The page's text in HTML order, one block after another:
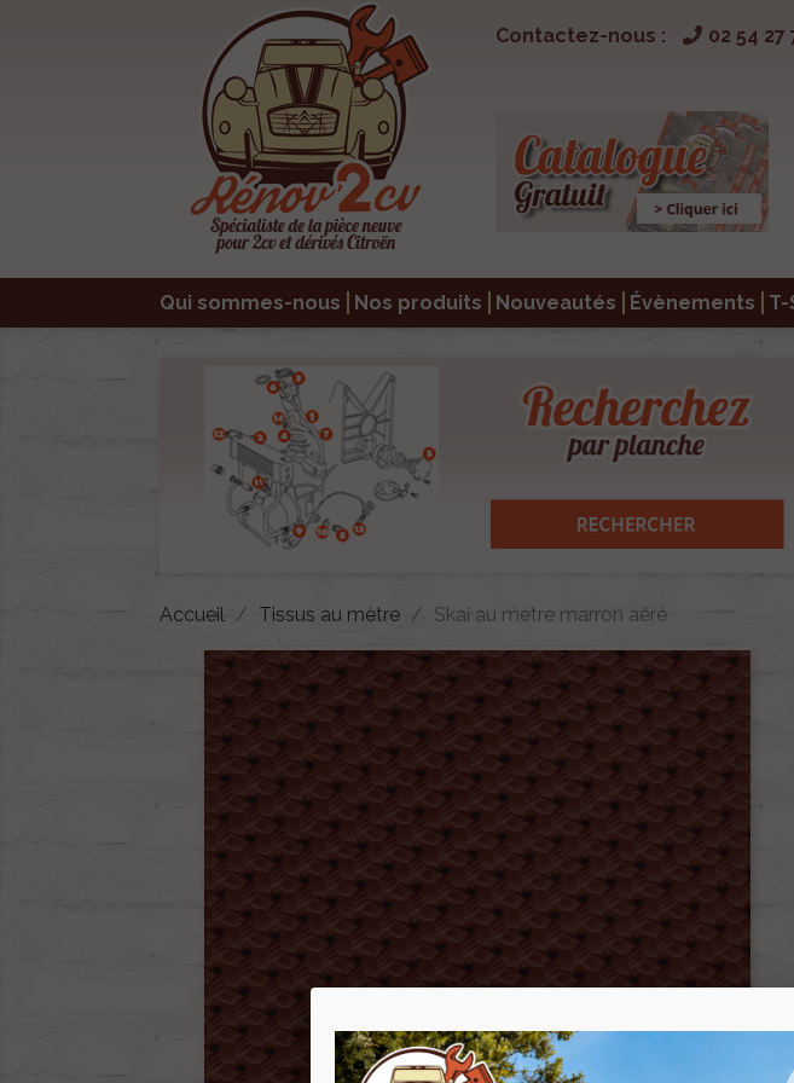
Contactez-nous : 02 54 27
Qui sommes-nous Nos produits Nouveautés Évènements T-
Accueil Tissus au mètre Skai au mètre marron aéré